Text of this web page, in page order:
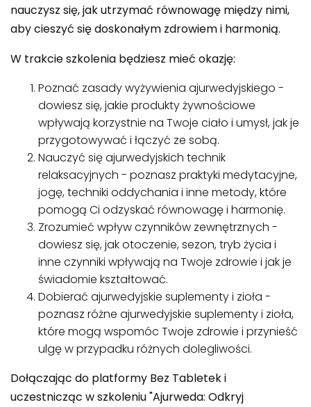
nauczysz się, jak utrzymać równowagę między nimi,
aby cieszyć się doskonałym zdrowiem i harmonią.
W trakcie szkolenia będziesz mieć okazję:
Poznać zasady wyżywienia ajurwedyjskiego -
dowiesz się, jakie produkty żywnościowe
wpływają korzystnie na Twoje ciało i umysł, jak je
przygotowywać i łączyć ze sobą.
Nauczyć się ajurwedyjskich technik
relaksacyjnych - poznasz praktyki medytacyjne,
jogę, techniki oddychania i inne metody, które
pomogą Ci odzyskać równowagę i harmonię.
Zrozumieć wpływ czynników zewnętrznych -
dowiesz się, jak otoczenie, sezon, tryb życia i
inne czynniki wpływają na Twoje zdrowie i jak je
świadomie kształtować.
Dobierać ajurwedyjskie suplementy i zioła -
poznasz różne ajurwedyjskie suplementy i zioła,
które mogą wspomóc Twoje zdrowie i przynieść
ulgę w przypadku różnych dolegliwości.
Dołączając do platformy Bez Tabletek i
uczestnicząc w szkoleniu "Ajurweda: Odkryj